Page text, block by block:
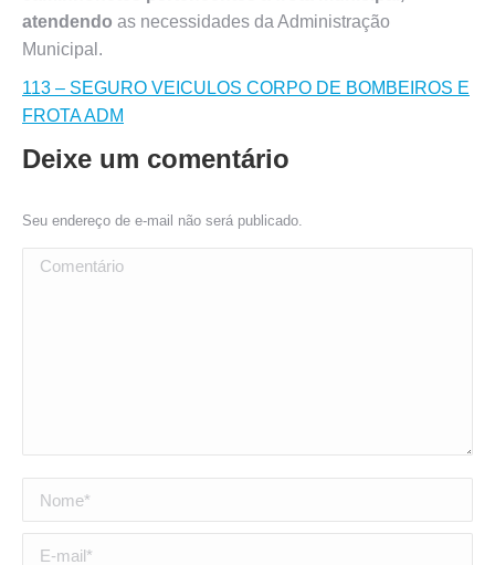
atendendo as necessidades da Administração
Municipal.
113 – SEGURO VEICULOS CORPO DE BOMBEIROS E
FROTA ADM
Deixe um comentário
Seu endereço de e-mail não será publicado.
Comentário
Nome *
E-mail *